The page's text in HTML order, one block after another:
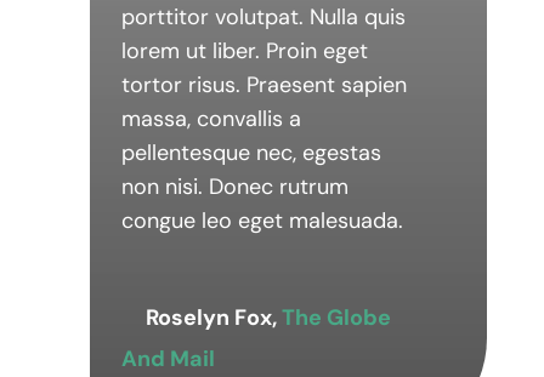
porttitor volutpat. Nulla quis
lorem ut liber. Proin eget
tortor risus. Praesent sapien
massa, convallis a
pellentesque nec, egestas
non nisi. Donec rutrum
congue leo eget malesuada.
Roselyn Fox,The Globe
And Mail